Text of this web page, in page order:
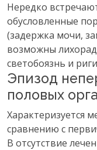
Нередко
обусловленные
(задержка мочи,
возможны
светобоязнь и
Эпизод
половых
Характеризуется
сравнению с
В отсутствие